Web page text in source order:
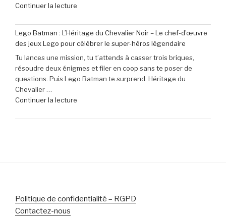
seulement
79,99
€
(-16% »
Continuer la lecture
de
40
€
de
réduction
sur
Sony
Lego Batman : L’Héritage du Chevalier Noir – Le chef-d’œuvre
des jeux Lego pour célébrer le super-héros légendaire
Tu lances une mission, tu t’attends à casser trois briques,
résoudre deux énigmes et filer en coop sans te poser de
questions. Puis Lego Batman te surprend. Héritage du
Chevalier …
Continuer la lecture
Batman
Le
chef-
Politique de confidentialité – RGPD
Contactez-nous